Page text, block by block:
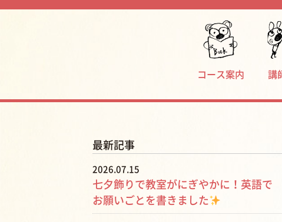
コース案内 講
最新記事
2026.07.15
七夕飾りで教室がにぎやかに！英語で
お願いごとを書きました